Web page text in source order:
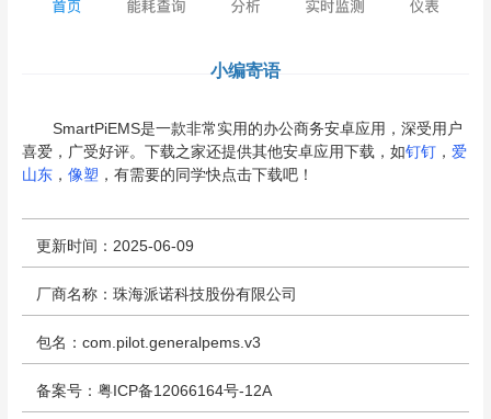
小编寄语
SmartPiEMS是一款非常实用的办公商务安卓应用，深受用户
喜爱，广受好评。下载之家还提供其他安卓应用下载，如钉钉， 爱
山东， 像塑 ，有需要的同学快点击下载吧！
更新时间：2025-06-09
厂商名称：珠海派诺科技股份有限公司
包名：com.pilot.generalpems.v3
备案号：粤ICP备12066164号-12A